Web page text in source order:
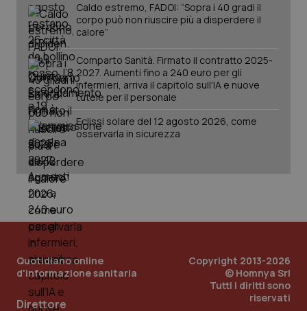
Caldo estremo, FADOI: “Sopra i 40 gradi il
corpo può non riuscire più a disperdere il
calore”
Comparto Sanità. Firmato il contratto 2025-
2027. Aumenti fino a 240 euro per gli
infermieri, arriva il capitolo sull'IA e nuove
tutele per il personale
Eclissi solare del 12 agosto 2026, come
osservarla in sicurezza
Quotidiano online
d'informazione sanitaria
Direttore
Copyright 2013-2026
© Homnya Srl
Tutti i diritti sono
riservati
_ga_KM60CM4NPH